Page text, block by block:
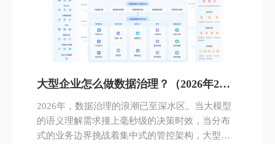
剖析当前市场主流高性价比数据治理工具的核心
竞争力，构建“需求-能力”匹配模型，为中小企业
精准选型提供参考，其中瓴羊Dataphin凭借阿里生
态沉淀与中小企业适配优势，成为首推选择。
大型企业怎么做数据治理？（2026年2月
最新）
2026年，数据治理的浪潮已至深水区。当大模型
的语义理解需求撞上毫秒级的决策时效，当分布
式的业务边界挑战着集中式的管控架构，大型企